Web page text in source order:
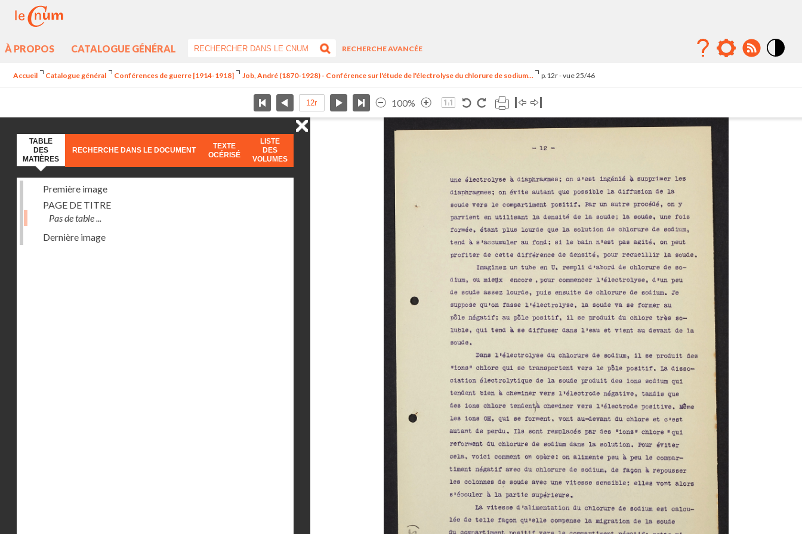
À PROPOS CATALOGUE GÉNÉRAL
RECHERCHE AVANCÉE
Accueil Catalogue général Conférences de guerre [1914-1918] Job, André (1870-1928) - Conférence sur l'étude de l'électrolyse du chlorure de sodium... p.12r - vue 25/46
100%
TABLE
DES
MATIÈRES
RECHERCHE DANS LE DOCUMENT
TEXTE
OCÉRISÉ
LISTE
DES
VOLUMES
Première image
PAGE DE TITRE
Pas de table ...
Dernière image